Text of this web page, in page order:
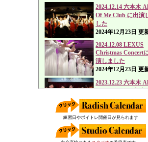
練習日やボイトレ開催日が見られます